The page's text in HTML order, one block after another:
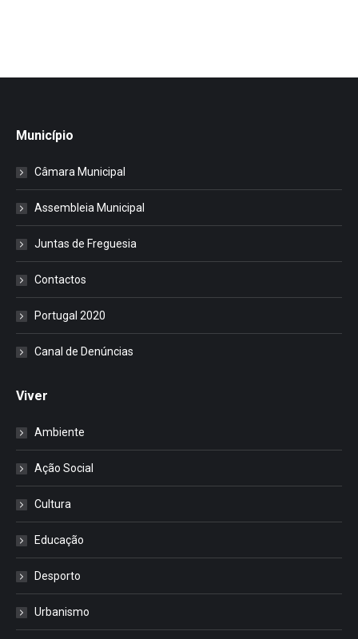
Município
Câmara Municipal
Assembleia Municipal
Juntas de Freguesia
Contactos
Portugal 2020
Canal de Denúncias
Viver
Ambiente
Ação Social
Cultura
Educação
Desporto
Urbanismo